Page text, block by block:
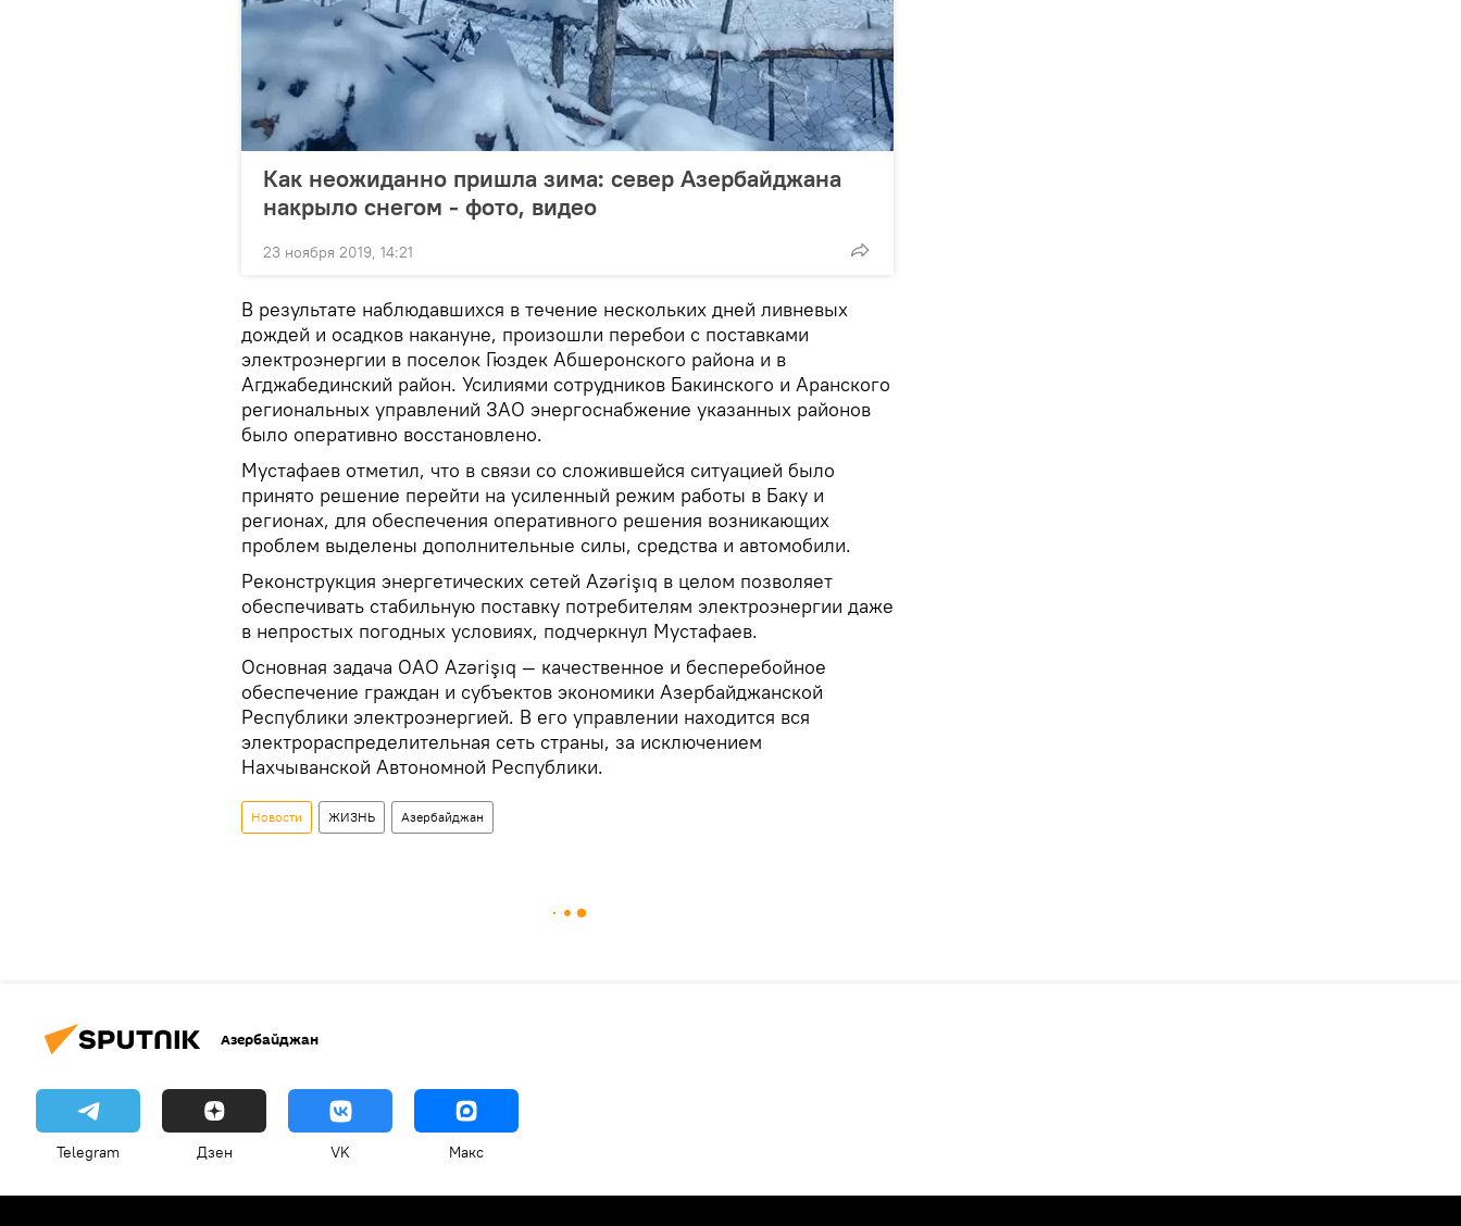
Как неожиданно пришла зима: север Азербайджана
накрыло снегом - фото, видео
23 ноября 2019, 14:21
В результате наблюдавшихся в течение нескольких дней ливневых
дождей и осадков накануне, произошли перебои с поставками
электроэнергии в поселок Гюздек Абшеронского района и в
Агджабединский район. Усилиями сотрудников Бакинского и Аранского
региональных управлений ЗАО энергоснабжение указанных районов
было оперативно восстановлено.
Мустафаев отметил, что в связи со сложившейся ситуацией было
принято решение перейти на усиленный режим работы в Баку и
регионах, для обеспечения оперативного решения возникающих
проблем выделены дополнительные силы, средства и автомобили.
Реконструкция энергетических сетей Azərişıq в целом позволяет
обеспечивать стабильную поставку потребителям электроэнергии даже
в непростых погодных условиях, подчеркнул Мустафаев.
Основная задача ОАО Azərişıq — качественное и бесперебойное
обеспечение граждан и субъектов экономики Азербайджанской
Республики электроэнергией. В его управлении находится вся
электрораспределительная сеть страны, за исключением
Нахчыванской Автономной Республики.
Новости ЖИЗНЬ Азербайджан
Азербайджан
Telegram Дзен VK Макс